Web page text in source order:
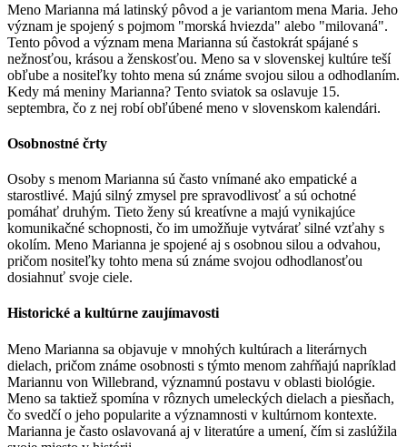
Meno Marianna má latinský pôvod a je variantom mena Maria. Jeho
význam je spojený s pojmom "morská hviezda" alebo "milovaná".
Tento pôvod a význam mena Marianna sú častokrát spájané s
nežnosťou, krásou a ženskosťou. Meno sa v slovenskej kultúre teší
obľube a nositeľky tohto mena sú známe svojou silou a odhodlaním.
Kedy má meniny Marianna? Tento sviatok sa oslavuje 15.
septembra, čo z nej robí obľúbené meno v slovenskom kalendári.
Osobnostné črty
Osoby s menom Marianna sú často vnímané ako empatické a
starostlivé. Majú silný zmysel pre spravodlivosť a sú ochotné
pomáhať druhým. Tieto ženy sú kreatívne a majú vynikajúce
komunikačné schopnosti, čo im umožňuje vytvárať silné vzťahy s
okolím. Meno Marianna je spojené aj s osobnou silou a odvahou,
pričom nositeľky tohto mena sú známe svojou odhodlanosťou
dosiahnuť svoje ciele.
Historické a kultúrne zaujímavosti
Meno Marianna sa objavuje v mnohých kultúrach a literárnych
dielach, pričom známe osobnosti s týmto menom zahŕňajú napríklad
Mariannu von Willebrand, významnú postavu v oblasti biológie.
Meno sa taktiež spomína v rôznych umeleckých dielach a piesňach,
čo svedčí o jeho popularite a významnosti v kultúrnom kontexte.
Marianna je často oslavovaná aj v literatúre a umení, čím si zaslúžila